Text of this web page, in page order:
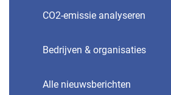
CO2-emissie analyseren
Bedrijven & organisaties
Alle nieuwsberichten